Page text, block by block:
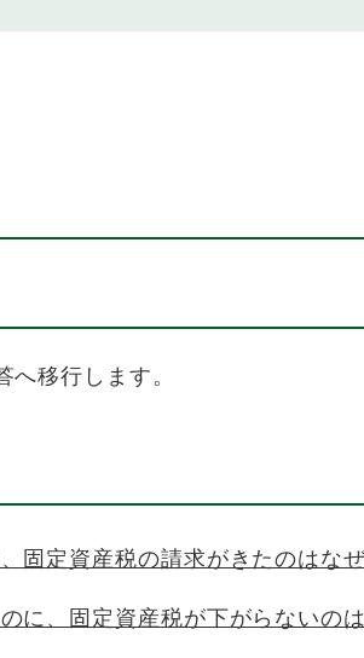
移行します。
固定資産税の請求がきたのはな
に、固定資産税が下がらないの